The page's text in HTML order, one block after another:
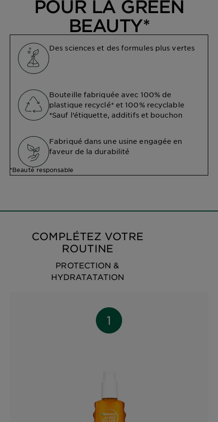
POUR LA GREEN
BEAUTY*
Des sciences et des formules plus vertes
Bouteille fabriquée avec 100% de
plastique recyclé* et 100% recyclable
*Sauf l’étiquette, additifs et bouchon
Fabriqué dans une usine engagée en
faveur de la durabilité
*Beauté responsable
COMPLÉTEZ VOTRE
ROUTINE
PROTECTION &
HYDRATATATION